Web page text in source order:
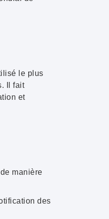
le plus
Il fait
et
manière
des